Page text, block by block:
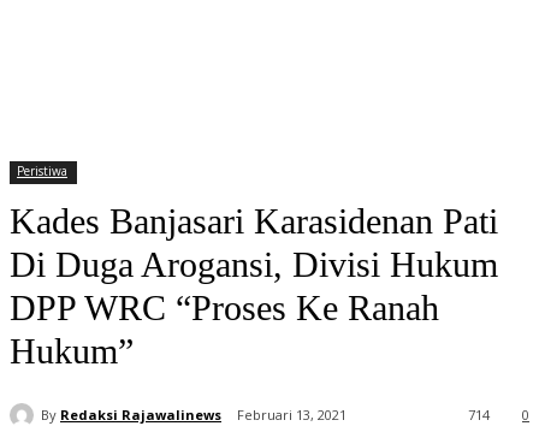
Peristiwa
Kades Banjasari Karasidenan Pati
Di Duga Arogansi, Divisi Hukum
DPP WRC “Proses Ke Ranah
Hukum”
By Redaksi Rajawalinews Februari 13, 2021 0
714